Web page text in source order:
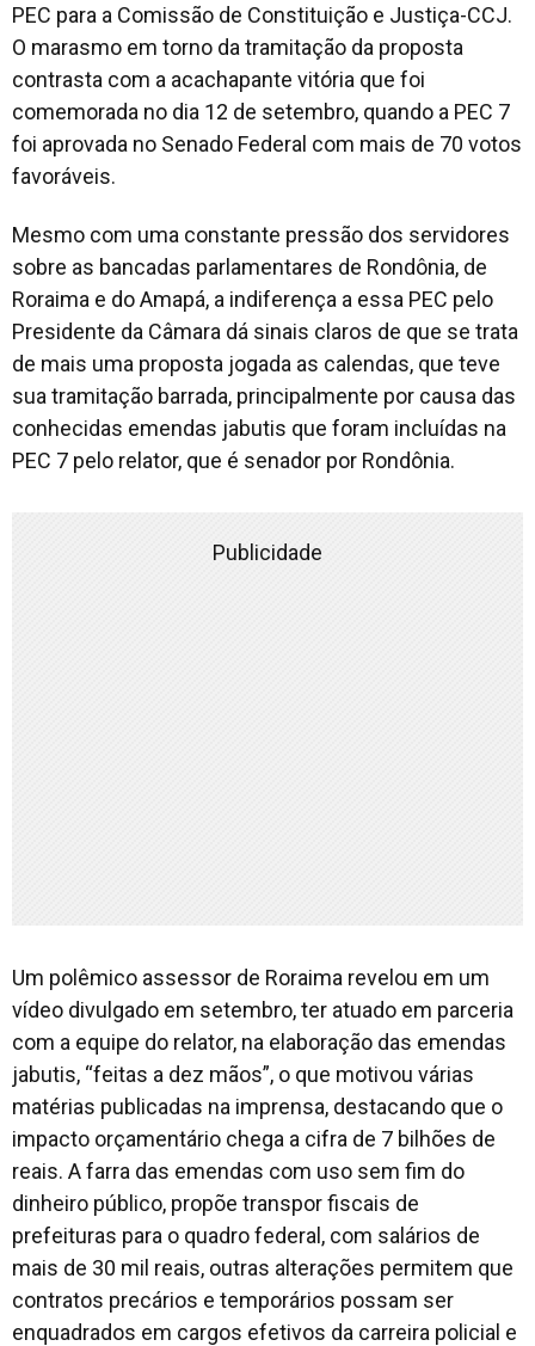
PEC para a Comissão de Constituição e Justiça-CCJ.
O marasmo em torno da tramitação da proposta
contrasta com a acachapante vitória que foi
comemorada no dia 12 de setembro, quando a PEC 7
foi aprovada no Senado Federal com mais de 70 votos
favoráveis.
Mesmo com uma constante pressão dos servidores
sobre as bancadas parlamentares de Rondônia, de
Roraima e do Amapá, a indiferença a essa PEC pelo
Presidente da Câmara dá sinais claros de que se trata
de mais uma proposta jogada as calendas, que teve
sua tramitação barrada, principalmente por causa das
conhecidas emendas jabutis que foram incluídas na
PEC 7 pelo relator, que é senador por Rondônia.
Publicidade
Um polêmico assessor de Roraima revelou em um
vídeo divulgado em setembro, ter atuado em parceria
com a equipe do relator, na elaboração das emendas
jabutis, “feitas a dez mãos”, o que motivou várias
matérias publicadas na imprensa, destacando que o
impacto orçamentário chega a cifra de 7 bilhões de
reais. A farra das emendas com uso sem fim do
dinheiro público, propõe transpor fiscais de
prefeituras para o quadro federal, com salários de
mais de 30 mil reais, outras alterações permitem que
contratos precários e temporários possam ser
enquadrados em cargos efetivos da carreira policial e